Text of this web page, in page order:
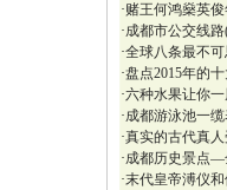
·赌王何鸿燊英
·成都市公交线路(
·全球八条最不
·盘点2015年的
·六种水果让你
·成都游泳池一
·真实的古代真
·成都历史景点—
·末代皇帝溥仪